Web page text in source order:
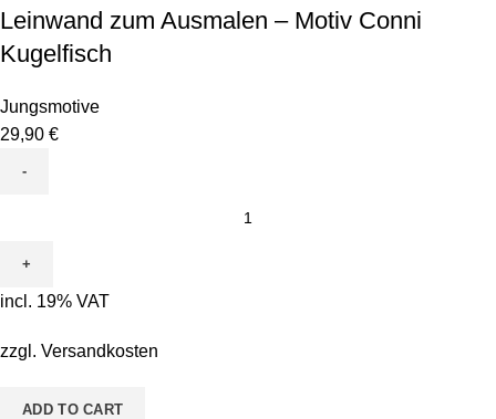
Leinwand zum Ausmalen – Motiv Conni
Kugelfisch
Jungsmotive
29,90 €
Ausmalen
-
Conni
quantity
incl. 19% VAT
zzgl. Versandkosten
ADD TO CART